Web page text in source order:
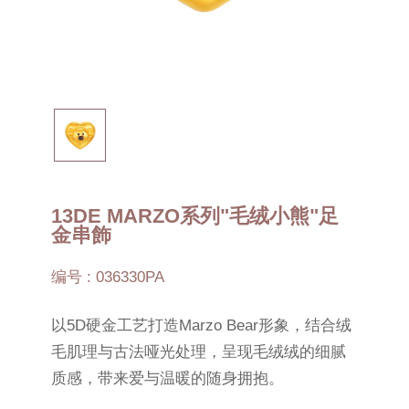
13DE MARZO系列"毛绒小熊"足
金串飾
编号 : 036330PA
以5D硬金工艺打造Marzo Bear形象，结合绒
毛肌理与古法哑光处理，呈现毛绒绒的细腻
质感，带来爱与温暖的随身拥抱。